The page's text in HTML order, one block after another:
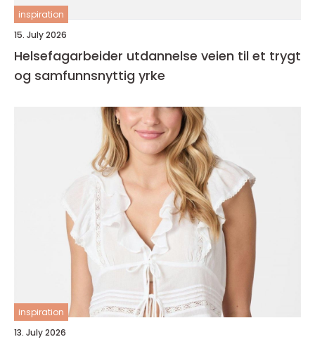
inspiration
15. July 2026
Helsefagarbeider utdannelse veien til et trygt
og samfunnsnyttig yrke
inspiration
13. July 2026